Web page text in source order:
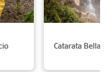
Catarata Bella